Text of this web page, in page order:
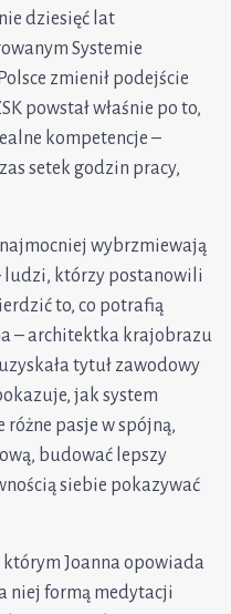
dziesięć lat
Systemie
zmienił podejście
powstał właśnie po to,
kompetencje –
setek godzin pracy,
wybrzmiewają
ludzi, którzy postanowili
to, co potrafią
– architektka krajobrazu
tytuł zawodowy
jak system
różne pasje w spójną,
budować lepszy
siebie pokazywać
Joanna opowiada
niej formą medytacji